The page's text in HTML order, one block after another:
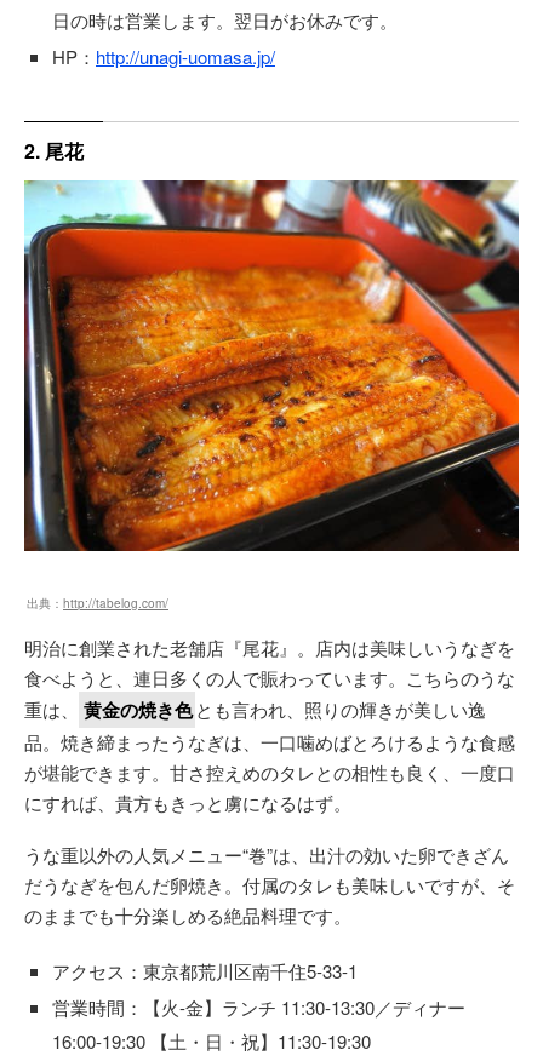
日の時は営業します。翌日がお休みです。
HP： http://unagi-uomasa.jp/
2. 尾花
出典： http://tabelog.com/
明治に創業された老舗店『尾花』。店内は美味しいうなぎを
食べようと、連日多くの人で賑わっています。こちらのうな
重は、
黄金の焼き色とも言われ、照りの輝きが美しい逸
品。焼き締まったうなぎは、一口噛めばとろけるような食感
が堪能できます。甘さ控えめのタレとの相性も良く、一度口
にすれば、貴方もきっと虜になるはず。
うな重以外の人気メニュー“巻”は、出汁の効いた卵できざん
だうなぎを包んだ卵焼き。付属のタレも美味しいですが、そ
のままでも十分楽しめる絶品料理です。
アクセス：東京都荒川区南千住5-33-1
営業時間：【火-金】ランチ 11:30-13:30／ディナー
16:00-19:30 【土・日・祝】11:30-19:30